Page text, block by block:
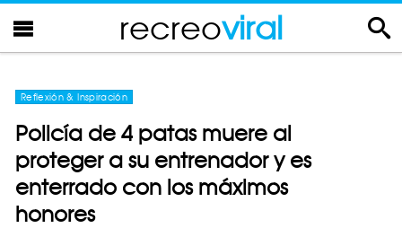
recreoviral
Reflexión & Inspiración
Policía de 4 patas muere al
proteger a su entrenador y es
enterrado con los máximos
honores